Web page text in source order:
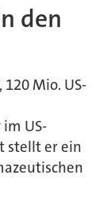
den
Mio. US-
US-
stellt er ein